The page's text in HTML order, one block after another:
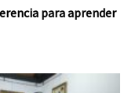
para aprender